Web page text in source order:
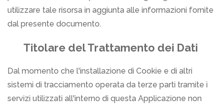
utilizzare tale risorsa in aggiunta alle informazioni fornite
dal presente documento.
Titolare del Trattamento dei Dati
Dal momento che l'installazione di Cookie e di altri
sistemi di tracciamento operata da terze parti tramite i
servizi utilizzati all'interno di questa Applicazione non